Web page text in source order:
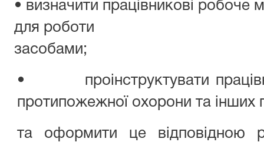
• визначити працівникові робоче
для роботи
засобами;
• проінструктувати
протипожежної охорони та інших
та оформити це відповідною